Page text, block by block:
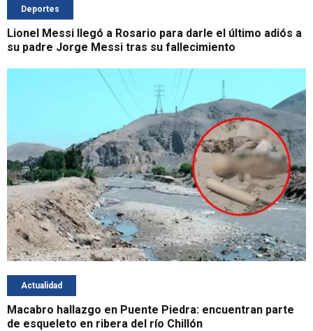
Deportes
Lionel Messi llegó a Rosario para darle el último adiós a
su padre Jorge Messi tras su fallecimiento
Actualidad
Macabro hallazgo en Puente Piedra: encuentran parte
de esqueleto en ribera del río Chillón